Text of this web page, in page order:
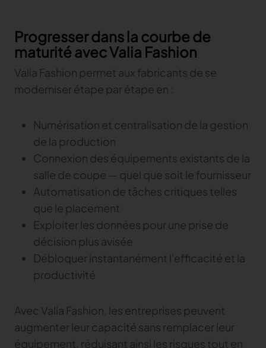
Progresser dans la courbe de
maturité avec Valia Fashion
Valia Fashion permet aux fabricants de se
moderniser étape par étape en :
Numérisation et centralisation de la gestion
de la production
Connexion des équipements existants de la
salle de coupe — quel que soit le fournisseur
Automatisation de tâches critiques telles
que le placement
Exploiter les données pour une prise de
décision plus avisée
Débloquer instantanément l'efficacité et la
productivité
Avec Valia Fashion, les entreprises peuvent
augmenter leur capacité sans remplacer leur
équipement, réduisant ainsi les risques tout en